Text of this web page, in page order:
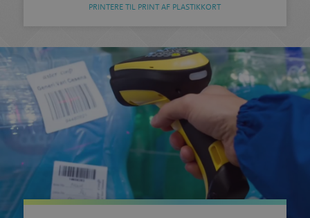
PRINTERE TIL PRINT AF PLASTIKKORT